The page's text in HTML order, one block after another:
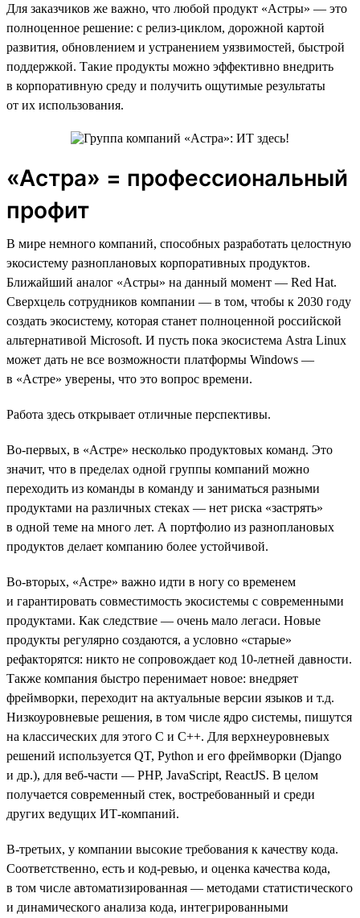
Для заказчиков же важно, что любой продукт «Астры» — это
полноценное решение: с релиз-циклом, дорожной картой
развития, обновлением и устранением уязвимостей, быстрой
поддержкой. Такие продукты можно эффективно внедрить
в корпоративную среду и получить ощутимые результаты
от их использования.
«Астра» = профессиональный
профит
В мире немного компаний, способных разработать целостную
экосистему разноплановых корпоративных продуктов.
Ближайший аналог «Астры» на данный момент — Red Hat.
Сверхцель сотрудников компании — в том, чтобы к 2030 году
создать экосистему, которая станет полноценной российской
альтернативой Microsoft. И пусть пока экосистема Astra Linux
может дать не все возможности платформы Windows —
в «Астре» уверены, что это вопрос времени.
Работа здесь открывает отличные перспективы.
Во-первых, в «Астре» несколько продуктовых команд. Это
значит, что в пределах одной группы компаний можно
переходить из команды в команду и заниматься разными
продуктами на различных стеках — нет риска «застрять»
в одной теме на много лет. А портфолио из разноплановых
продуктов делает компанию более устойчивой.
Во-вторых, «Астре» важно идти в ногу со временем
и гарантировать совместимость экосистемы с современными
продуктами. Как следствие — очень мало легаси. Новые
продукты регулярно создаются, а условно «старые»
рефакторятся: никто не сопровождает код 10-летней давности.
Также компания быстро перенимает новое: внедряет
фреймворки, переходит на актуальные версии языков и т.д.
Низкоуровневые решения, в том числе ядро системы, пишутся
на классических для этого С и C++. Для верхнеуровневых
решений используется QT, Python и его фреймворки (Django
и др.), для веб-части — PHP, JavaScript, ReactJS. В целом
получается современный стек, востребованный и среди
других ведущих ИТ-компаний.
В-третьих, у компании высокие требования к качеству кода.
Соответственно, есть и код-ревью, и оценка качества кода,
в том числе автоматизированная — методами статистического
и динамического анализа кода, интегрированными